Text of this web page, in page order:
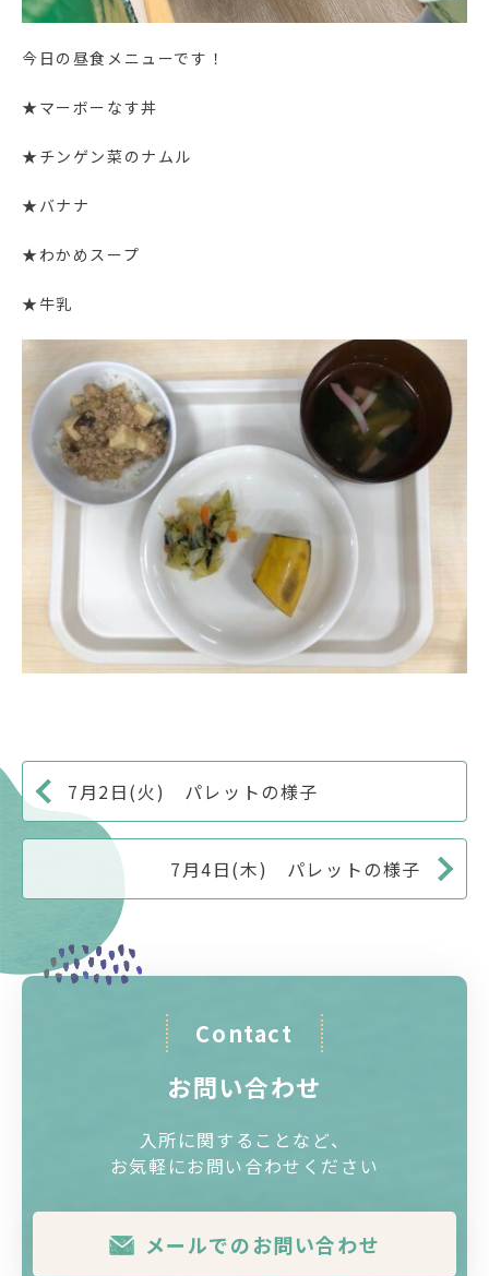
今日の昼食メニューです！
★マーボーなす丼
★チンゲン菜のナムル
★バナナ
★わかめスープ
★牛乳
7月2日(火) パレットの様子
7月4日(木) パレットの様子
Contact
お問い合わせ
入所に関することなど、
お気軽にお問い合わせください
メールでのお問い合わせ